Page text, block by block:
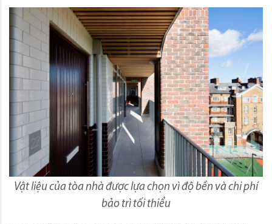
Vật liệu của tòa nhà được lựa chọn vì độ bền và chi phí
bảo trì tối thiểu